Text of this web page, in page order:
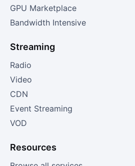
GPU Marketplace
Bandwidth Intensive
Streaming
Radio
Video
CDN
Event Streaming
VOD
Resources